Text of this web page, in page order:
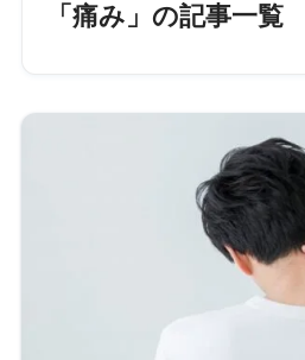
「痛み」の記事一覧